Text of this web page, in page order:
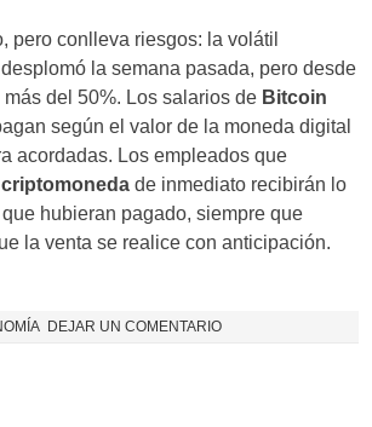
pero conlleva riesgos: la volátil
la semana pasada, pero desde
del 50%. Los salarios de Bitcoin
según el valor de la moneda digital
acordadas. Los empleados que
criptomoneda de inmediato recibirán lo
hubieran pagado, siempre que
la venta se realice con anticipación.
DEJAR UN COMENTARIO